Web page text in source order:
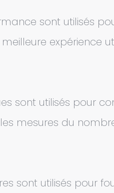
sont utilisés
expérience
sont utilisés pour
mesures du
sont utilisés pour